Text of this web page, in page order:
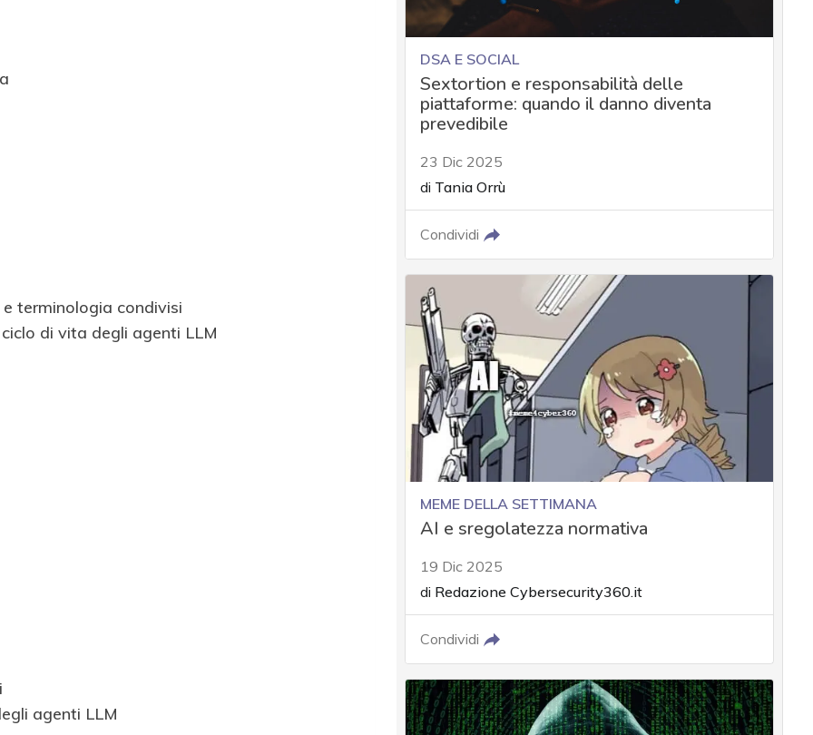
terminologia condivisi
di vita degli agenti LLM
agenti LLM
DSA E SOCIAL
Sextortion e responsabilità delle
piattaforme: quando il danno diventa
prevedibile
23 Dic 2025
di Tania Orrù
Condividi
MEME DELLA SETTIMANA
AI e sregolatezza normativa
19 Dic 2025
di Redazione Cybersecurity360.it
Condividi